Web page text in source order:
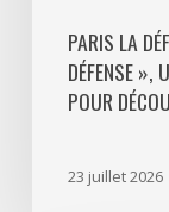
découvrir
quartier
PARIS LA
DÉFENSE »,
POUR
23 juillet 2026